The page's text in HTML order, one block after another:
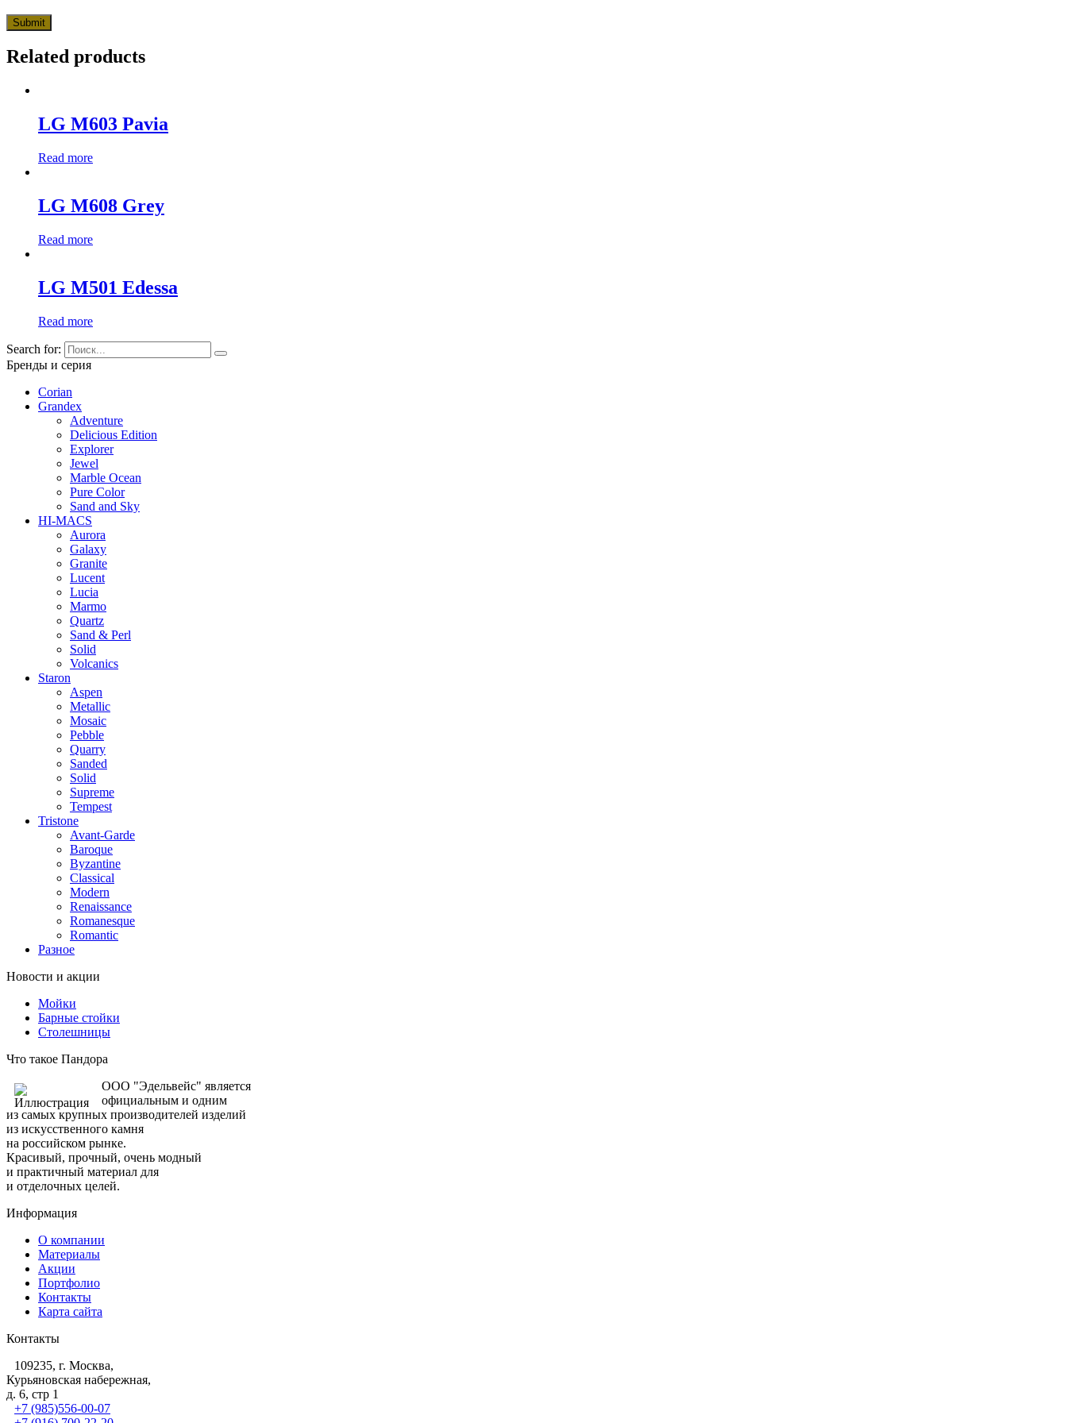
Related products
LG M603 Pavia
Read more
LG M608 Grey
Read more
LG M501 Edessa
Read more
Search for:
Бренды и серия
Corian
Grandex
Adventure
Delicious Edition
Explorer
Jewel
Marble Ocean
Pure Color
Sand and Sky
HI-MACS
Aurora
Galaxy
Granite
Lucent
Lucia
Marmo
Quartz
Sand & Perl
Solid
Volcanics
Staron
Aspen
Metallic
Mosaic
Pebble
Quarry
Sanded
Solid
Supreme
Tempest
Tristone
Avant-Garde
Baroque
Byzantine
Classical
Modern
Renaissance
Romanesque
Romantic
Разное
Новости и акции
Мойки
Барные стойки
Столешницы
Что такое Пандора
ООО "Эдельвейс" является
официальным и одним
из самых крупных производителей изделий
из искусственного камня
на российском рынке.
Красивый, прочный, очень модный
и практичный материал для
и отделочных целей.
Информация
О компании
Материалы
Акции
Портфолио
Контакты
Карта сайта
Контакты
109235, г. Москва,
Курьяновская набережная,
д. 6, стр 1
+7 (985)556-00-07